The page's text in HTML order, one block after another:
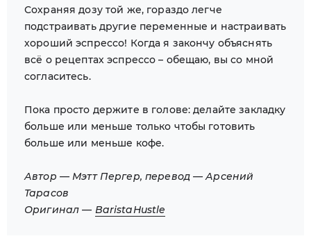
Сохраняя дозу той же, гораздо легче
подстраивать другие переменные и настраивать
хороший эспрессо! Когда я закончу объяснять
всё о рецептах эспрессо – обещаю, вы со мной
согласитесь.
Пока просто держите в голове: делайте закладку
больше или меньше только чтобы готовить
больше или меньше кофе.
Автор — Мэтт Пергер, перевод — Арсений
Тарасов
Оригинал — BaristaHustle